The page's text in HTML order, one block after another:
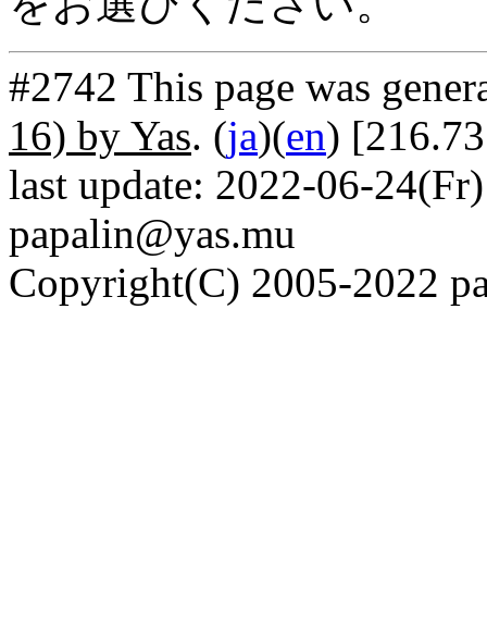
#2742 This page was
16) by Yas. (ja)(en)
last update: 2022-06-
papalin@yas.mu
Copyright(C) 2005-2022